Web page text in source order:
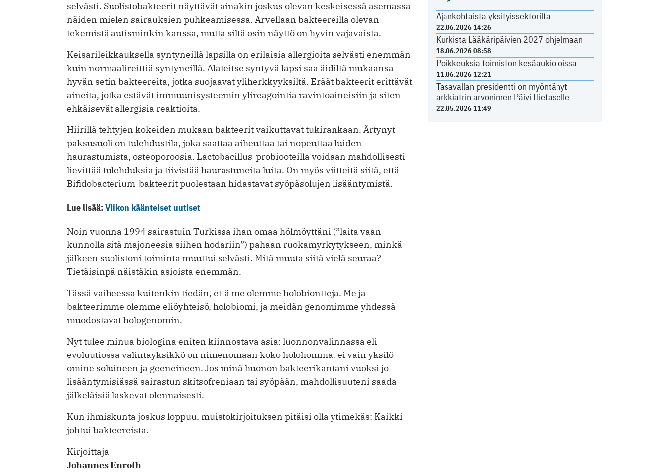
Ajankohtaista yksityissektorilta
22.06.2026 14:26
Kurkista Lääkäripäivien 2027 ohjelmaan
18.06.2026 08:58
Poikkeuksia toimiston kesäaukioloissa
11.06.2026 12:21
Tasavallan presidentti on myöntänyt
arkkiatrin arvonimen Päivi Hietaselle
22.05.2026 11:49
selvästi. Suolistobakteerit näyt­tävät ainakin joskus olevan keskeisessä asemassa
näiden mielen sairauksien puhkeamisessa. Arvellaan bakteereilla olevan
tekemistä autisminkin kanssa, mutta siltä osin näyttö on hyvin vajavaista.
Keisarileikkauksella syntyneillä lapsilla on erilaisia allergioita selvästi enemmän
kuin normaalireittiä syntyneillä. Alateitse syntyvä lapsi saa äidiltä mukaansa
hyvän setin bakteereita, jotka suojaavat yliherkkyyksiltä. Eräät bakteerit erittävät
aineita, jotka estävät immuunisysteemin ylireagointia ravintoaineisiin ja siten
ehkäisevät allergisia reaktioita.
Hiirillä tehtyjen kokeiden mukaan bakteerit vaikuttavat tukirankaan. Ärtynyt
paksusuoli on tulehdustila, joka saattaa aiheuttaa tai nopeuttaa luiden
haurastumista, osteoporoosia. Lacto­bacillus-probiooteilla voidaan mahdollisesti
lievittää tulehduksia ja tiivistää haurastuneita luita. On myös viitteitä siitä, että
Bifidobacterium-bakteerit puolestaan hidastavat syöpäsolujen lisääntymistä.
Lue lisää:Viikon käänteiset uutiset
Noin vuonna 1994 sairastuin Turkissa ihan omaa hölmöyttäni (”laita vaan
kunnolla sitä majoneesia siihen hodariin”) pahaan ruokamyr­kytykseen, minkä
jälkeen suolistoni toiminta muuttui selvästi. Mitä muuta siitä vielä seuraa?
Tietäisinpä näistäkin asioista enemmän.
Tässä vaiheessa kuitenkin tiedän, että me olemme holobiontteja. Me ja
bakteerimme olemme eliö­yhteisö, holobiomi, ja meidän ge­nomimme yhdessä
muodostavat hologenomin.
Nyt tulee minua biologina eniten kiinnostava asia: luonnon­valinnassa eli
evoluutiossa valintayksikkö on nimenomaan koko holohomma, ei vain yksilö
omine soluineen ja geeneineen. Jos minä huonon bakteerikantani vuoksi jo
lisääntymisiässä sairastun skitsofreniaan tai syöpään, mahdollisuuteni saada
jälkeläisiä laskevat olennaisesti.
Kun ihmiskunta joskus loppuu, muistokirjoituksen pitäisi olla ytimekäs: Kaikki
johtui bakteereista.
Kirjoittaja
Johannes Enroth